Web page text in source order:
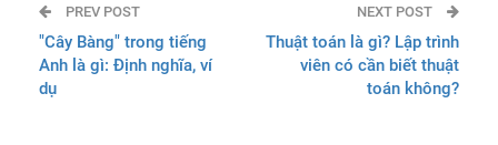
PREV POST
"Cây Bàng" trong tiếng
Anh là gì: Định nghĩa, ví
dụ
NEXT POST
Thuật toán là gì? Lập trình
viên có cần biết thuật
toán không?